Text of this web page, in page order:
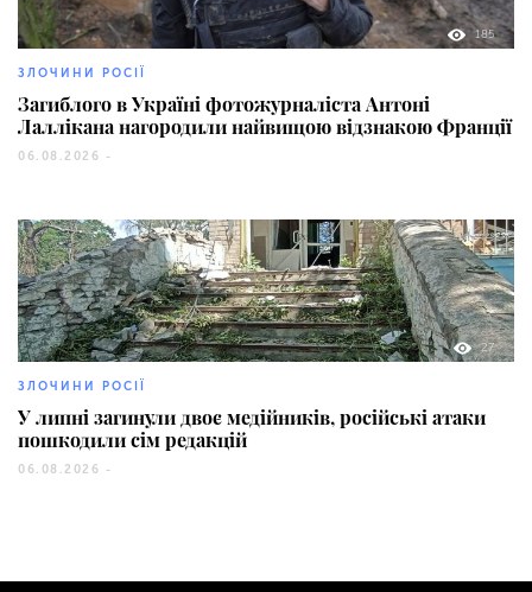
185
ЗЛОЧИНИ РОСІЇ
Загиблого в Україні фотожурналіста Антоні
Лаллікана нагородили найвищою відзнакою Франції
06.08.2026 -
27
ЗЛОЧИНИ РОСІЇ
У липні загинули двоє медійників, російські атаки
пошкодили сім редакцій
06.08.2026 -